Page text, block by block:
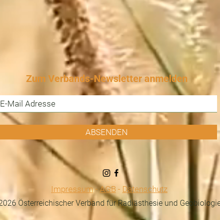
Zum Verbands-Newsletter anmelden
ABSENDEN
Impressum-AGB - Datenschutz
Österreichischer Verband für Radiästhesie und